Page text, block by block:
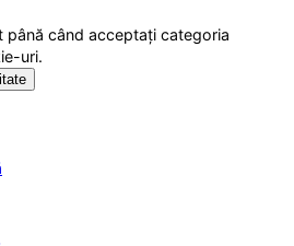
când acceptați categoria
uri.